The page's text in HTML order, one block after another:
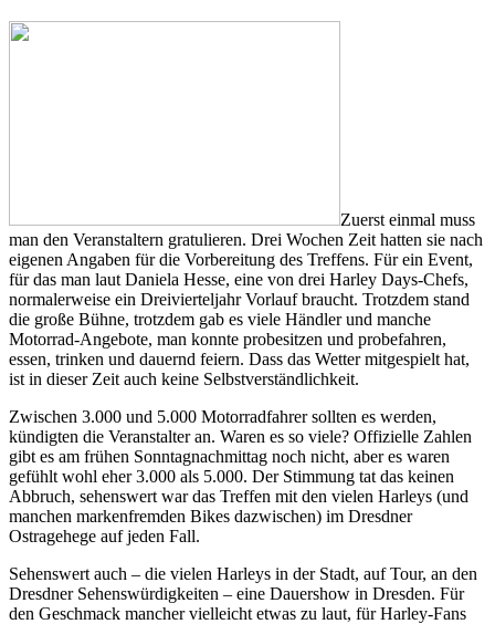
Zuerst einmal muss
man den Veranstaltern gratulieren. Drei Wochen Zeit hatten sie nach
eigenen Angaben für die Vorbereitung des Treffens. Für ein Event,
für das man laut Daniela Hesse, eine von drei Harley Days-Chefs,
normalerweise ein Dreivierteljahr Vorlauf braucht. Trotzdem stand
die große Bühne, trotzdem gab es viele Händler und manche
Motorrad-Angebote, man konnte probesitzen und probefahren,
essen, trinken und dauernd feiern. Dass das Wetter mitgespielt hat,
ist in dieser Zeit auch keine Selbstverständlichkeit.
Zwischen 3.000 und 5.000 Motorradfahrer sollten es werden,
kündigten die Veranstalter an. Waren es so viele? Offizielle Zahlen
gibt es am frühen Sonntagnachmittag noch nicht, aber es waren
gefühlt wohl eher 3.000 als 5.000. Der Stimmung tat das keinen
Abbruch, sehenswert war das Treffen mit den vielen Harleys (und
manchen markenfremden Bikes dazwischen) im Dresdner
Ostragehege auf jeden Fall.
Sehenswert auch – die vielen Harleys in der Stadt, auf Tour, an den
Dresdner Sehenswürdigkeiten – eine Dauershow in Dresden. Für
den Geschmack mancher vielleicht etwas zu laut, für Harley-Fans